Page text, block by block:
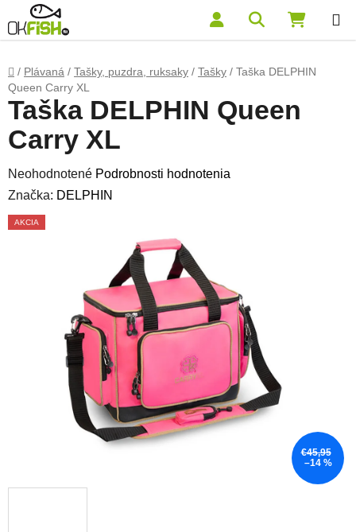
Prejsť na obsah Hľadať
Domov
/ Plávaná / Tašky, puzdra, ruksaky / Tašky / Taška DELPHIN
Queen Carry XL
Taška DELPHIN Queen
Carry XL
Priemerné hodnotenie produktu je 0,0 z 5 hviezdičiek.
Neohodnotené Podrobnosti hodnotenia
Značka: DELPHIN
AKCIA
€45,95
–14 %